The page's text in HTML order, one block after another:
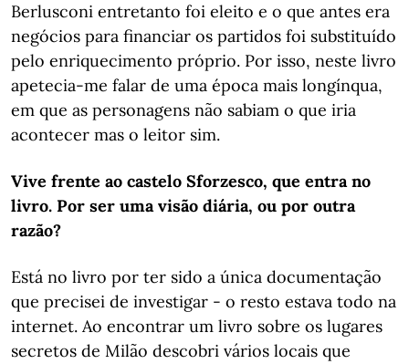
Berlusconi entretanto foi eleito e o que antes era
negócios para financiar os partidos foi substituído
pelo enriquecimento próprio. Por isso, neste livro
apetecia-me falar de uma época mais longínqua,
em que as personagens não sabiam o que iria
acontecer mas o leitor sim.
Vive frente ao castelo Sforzesco, que entra no
livro. Por ser uma visão diária, ou por outra
razão?
Está no livro por ter sido a única documentação
que precisei de investigar - o resto estava todo na
internet. Ao encontrar um livro sobre os lugares
secretos de Milão descobri vários locais que